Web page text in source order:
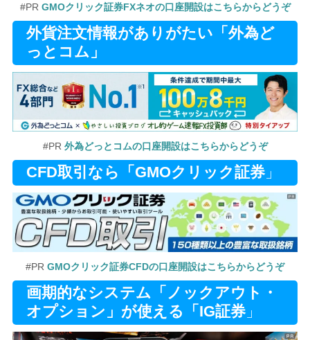
#PR GMOクリック証券FXネオの口座開設はこちらからどうぞ
外貨注文情報がありがたい「外為ど
っとコム」
#PR 外為どっとコムの口座開設はこちらからどうぞ
CFD取引なら「GMOクリック証券」
#PR GMOクリック証券CFDの口座開設はこちらからどうぞ
画期的なシステム「ノックアウト・
オプション」が使える「IG証券」